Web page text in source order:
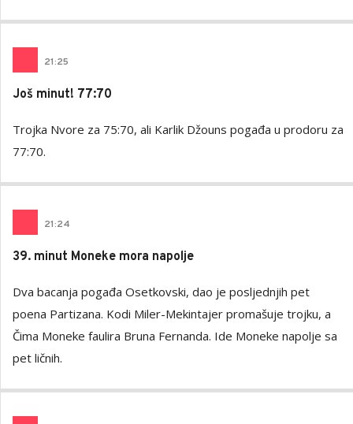
21:25
Još minut! 77:70
Trojka Nvore za 75:70, ali Karlik Džouns pogađa u prodoru za
77:70.
21:24
39. minut Moneke mora napolje
Dva bacanja pogađa Osetkovski, dao je posljednjih pet
poena Partizana. Kodi Miler-Mekintajer promašuje trojku, a
Čima Moneke faulira Bruna Fernanda. Ide Moneke napolje sa
pet ličnih.